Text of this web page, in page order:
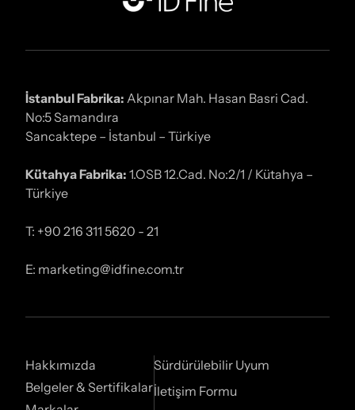
İstanbul Fabrika: Akpınar Mah. Hasan Basri Cad.
No:5 Samandıra
Sancaktepe – İstanbul – Türkiye
Kütahya Fabrika: 1.OSB 12.Cad. No:2/1 / Kütahya –
Türkiye
T: +90 216 311 5620 - 21
E: marketing@idfine.com.tr
Hakkımızda
Belgeler & Sertifikalar
Sürdürülebilir Uyum
İletişim Formu